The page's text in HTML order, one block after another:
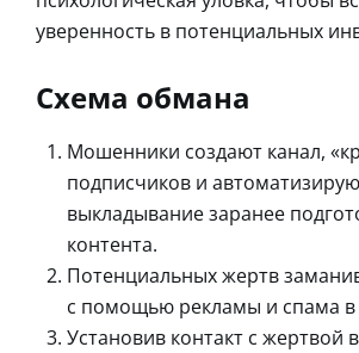
уверенность в потенциальных
Схема обмана
Мошенники создают канал,
подписчиков и
выкладывание заранее
контента.
Потенциальных жертв
с помощью рекламы и спама в
Установив контакт с жертвой